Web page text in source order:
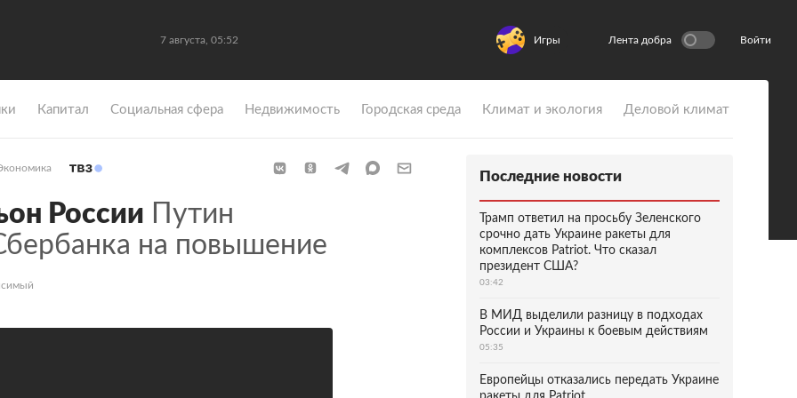
7 августа, 05:52 Игры Лента добра Войти
Капитал Социальная сфера Недвижимость Городская среда Климат и экология Деловой климат
России Путин
на повышение
Последние новости
Трамп ответил на просьбу Зеленского
срочно дать Украине ракеты для
комплексов Patriot. Что сказал
президент США?
03:42
В МИД выделили разницу в подходах
России и Украины к боевым действиям
05:35
Европейцы отказались передать Украине